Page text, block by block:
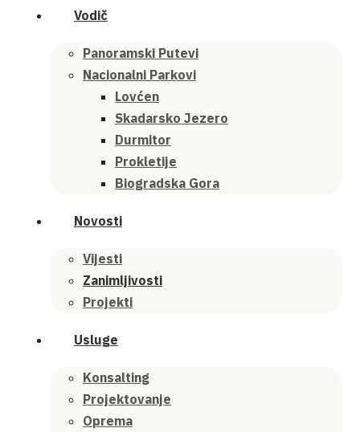
Vodič
Panoramski Putevi
Nacionalni Parkovi
Lovćen
Skadarsko Jezero
Durmitor
Prokletije
Biogradska Gora
Novosti
Vijesti
Zanimljivosti
Projekti
Usluge
Konsalting
Projektovanje
Oprema